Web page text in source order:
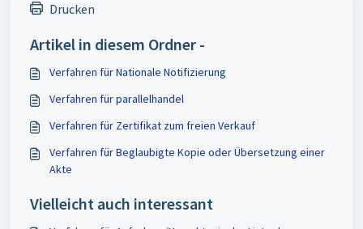
Drucken
Artikel in diesem Ordner -
Verfahren für Nationale Notifizierung
Verfahren für parallelhandel
Verfahren für Zertifikat zum freien Verkauf
Verfahren für Beglaubigte Kopie oder Übersetzung einer
Akte
Vielleicht auch interessant